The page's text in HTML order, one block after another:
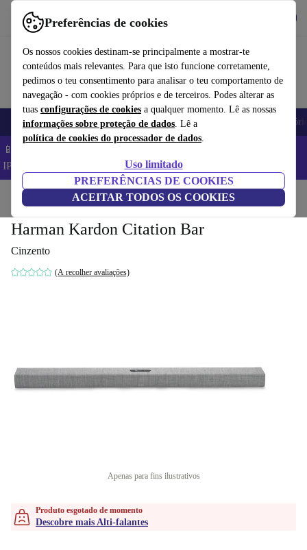
Preferências de cookies
Os nossos cookies destinam-se principalmente a mostrar-te
conteúdos mais relevantes. Para que isto funcione corretamente,
pedimos o teu consentimento para analisar o teu comportamento de
navegação - com cookies próprios e de terceiros. Podes alterar as
tuas configurações de cookies a qualquer momento. Lê as nossas
informações sobre proteção de dados. Lê a
política de cookies do processador de dados.
Uso limitado
PREFERÊNCIAS DE COOKIES
ACEITAR TODOS OS COOKIES
Use o refurbed de forma rápida e fácil
Telemóveis Computadores Portáteis Tablets
📱 Poupa 5% EXTRA em todos os iPhones – Código:
IPHONEDEAL –
Início Áudio Alti-falantes
Harman Kardon Citation Bar
Cinzento
(A recolher avaliações)
Apenas para fins ilustrativos
Produto esgotado de momento
Descobre mais Alti-falantes